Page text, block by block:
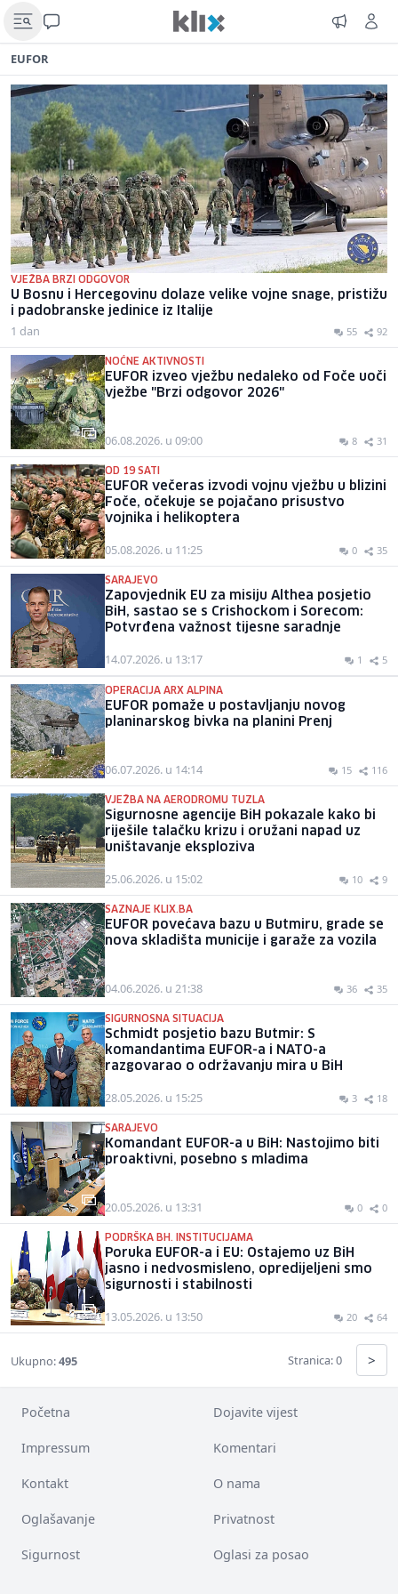
EUFOR
VJEŽBA BRZI ODGOVOR
U Bosnu i Hercegovinu dolaze velike vojne snage, pristižu
i padobranske jedinice iz Italije
1 dan 55 92
NOĆNE AKTIVNOSTI
EUFOR izveo vježbu nedaleko od Foče uoči
vježbe "Brzi odgovor 2026"
06.08.2026. u 09:00 8 31
OD 19 SATI
EUFOR večeras izvodi vojnu vježbu u blizini
Foče, očekuje se pojačano prisustvo
vojnika i helikoptera
05.08.2026. u 11:25 0 35
SARAJEVO
Zapovjednik EU za misiju Althea posjetio
BiH, sastao se s Crishockom i Sorecom:
Potvrđena važnost tijesne saradnje
14.07.2026. u 13:17 1 5
OPERACIJA ARX ALPINA
EUFOR pomaže u postavljanju novog
planinarskog bivka na planini Prenj
06.07.2026. u 14:14 15 116
VJEŽBA NA AERODROMU TUZLA
Sigurnosne agencije BiH pokazale kako bi
riješile talačku krizu i oružani napad uz
uništavanje eksploziva
25.06.2026. u 15:02 10 9
SAZNAJE KLIX.BA
EUFOR povećava bazu u Butmiru, grade se
nova skladišta municije i garaže za vozila
04.06.2026. u 21:38 36 35
SIGURNOSNA SITUACIJA
Schmidt posjetio bazu Butmir: S
komandantima EUFOR-a i NATO-a
razgovarao o održavanju mira u BiH
28.05.2026. u 15:25 3 18
SARAJEVO
Komandant EUFOR-a u BiH: Nastojimo biti
proaktivni, posebno s mladima
20.05.2026. u 13:31 0 0
PODRŠKA BH. INSTITUCIJAMA
Poruka EUFOR-a i EU: Ostajemo uz BiH
jasno i nedvosmisleno, opredijeljeni smo
sigurnosti i stabilnosti
13.05.2026. u 13:50 20 64
Ukupno:495 Stranica: 0 >
Početna Dojavite vijest
Impressum Komentari
Kontakt O nama
Oglašavanje Privatnost
Sigurnost Oglasi za posao